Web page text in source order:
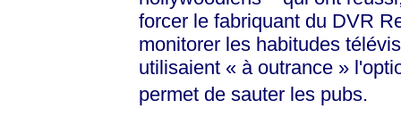
forcer le fabriquant du DVR
monitorer les habitudes
utilisaient « à outrance »
permet de sauter les pubs.